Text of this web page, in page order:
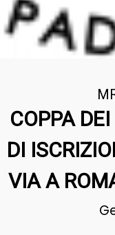
COPPA
DI
VIA A